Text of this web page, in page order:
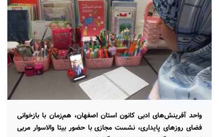
واحد آفرینش‌های ادبی کانون استان اصفهان، هم‌زمان با بازخوانی
فضای روزهای پایداری، نشست مجازی با حضور بیتا والاسوار مربی